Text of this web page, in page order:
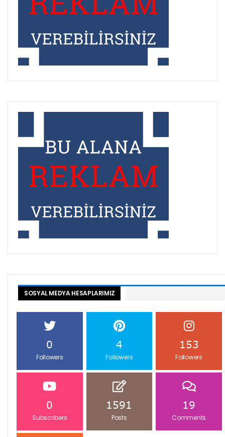
SOSYAL MEDYA HESAPLARIMIZ
0
Followers
4
Followers
153
Followers
0
Subscribers
1591
Posts
19
Comments